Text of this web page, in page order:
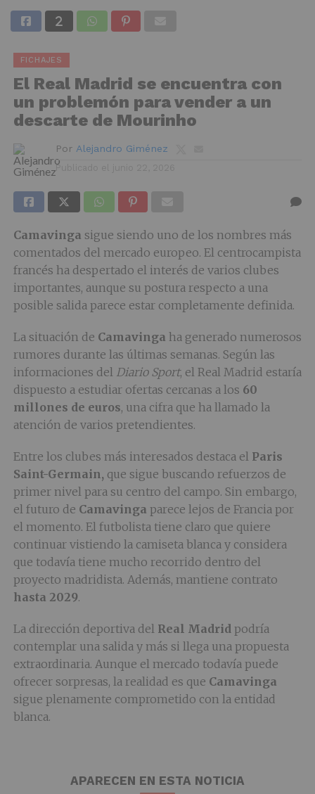
FICHAJES
El Real Madrid se encuentra con
un problemón para vender a un
descarte de Mourinho
Por Alejandro Giménez
Publicado el
Camavinga sigue siendo uno de los nombres más
comentados del mercado europeo. El centrocampista
francés ha despertado el interés de varios clubes
importantes, aunque su postura respecto a una
posible salida parece estar completamente definida.
La situación de Camavinga ha generado numerosos
rumores durante las últimas semanas. Según las
informaciones del Diario Sport, el Real Madrid estaría
dispuesto a estudiar ofertas cercanas a los 60
millones de euros, una cifra que ha llamado la
atención de varios pretendientes.
Entre los clubes más interesados destaca elParis
Saint-Germain, que sigue buscando refuerzos de
primer nivel para su centro del campo. Sin embargo,
el futuro de Camavinga parece lejos de Francia por
el momento. El futbolista tiene claro que quiere
continuar vistiendo la camiseta blanca y considera
que todavía tiene mucho recorrido dentro del
proyecto madridista. Además, mantiene contrato
hasta 2029.
La dirección deportiva del Real Madridpodría
contemplar una salida y más si llega una propuesta
extraordinaria. Aunque el mercado todavía puede
ofrecer sorpresas, la realidad es que Camavinga
sigue plenamente comprometido con la entidad
blanca.
APARECEN EN ESTA NOTICIA